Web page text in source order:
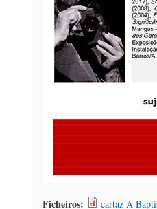
Ficheiros: cartaz A